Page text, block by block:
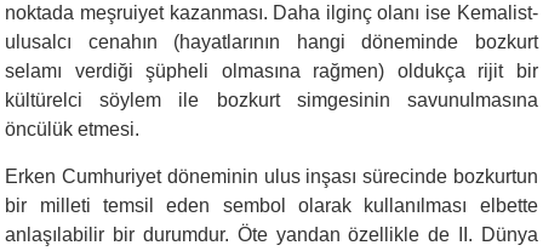
noktada meşruiyet kazanması. Daha ilginç olanı ise Kemalist-
ulusalcı cenahın (hayatlarının hangi döneminde bozkurt
selamı verdiği şüpheli olmasına rağmen) oldukça rijit bir
kültürelci söylem ile bozkurt simgesinin savunulmasına
öncülük etmesi.
Erken Cumhuriyet döneminin ulus inşası sürecinde bozkurtun
bir milleti temsil eden sembol olarak kullanılması elbette
anlaşılabilir bir durumdur. Öte yandan özellikle de II. Dünya